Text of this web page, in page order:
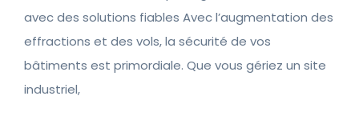
avec des solutions fiables Avec l’augmentation des
effractions et des vols, la sécurité de vos
bâtiments est primordiale. Que vous gériez un site
industriel,